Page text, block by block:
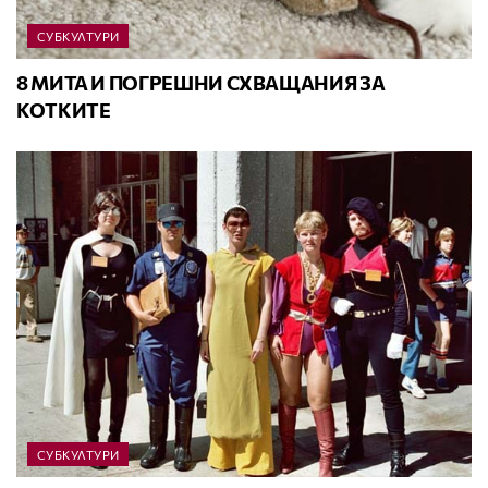
СУБКУЛТУРИ
8 МИТА И ПОГРЕШНИ СХВАЩАНИЯ ЗА
КОТКИТЕ
СУБКУЛТУРИ